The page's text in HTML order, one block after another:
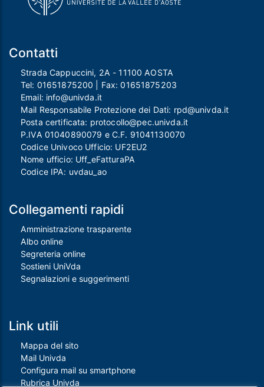
Contatti
Strada Cappuccini, 2A - 11100 AOSTA
Tel: 01651875200 | Fax:01651875203
Email: info@univda.it
Mail Responsabile Protezione dei Dati: rpd@univda.it
Posta certificata: protocollo@pec.univda.it
P.IVA 01040890079 e C.F. 91041130070
Codice Univoco Ufficio: UF2EU2
Nome ufficio: Uff_eFatturaPA
Codice IPA: uvdau_ao
Collegamenti rapidi
Amministrazione trasparente
Albo online
Segreteria online
Sostieni UniVda
Segnalazioni e suggerimenti
Link utili
Mappa del sito
Mail Univda
Configura mail su smartphone
Rubrica Univda